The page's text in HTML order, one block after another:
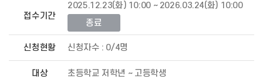
접수기간
2025.12.23(화) 10:00 ~ 2026.03.24(화) 10:00
종료
신청현황 신청자수 : 0/4명
대상 초등학교 저학년 ~ 고등학생